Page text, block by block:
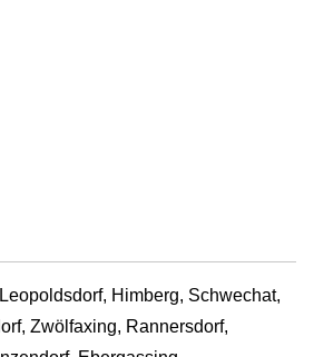
Himberg, Schwechat,
Zwölfaxing, Rannersdorf,